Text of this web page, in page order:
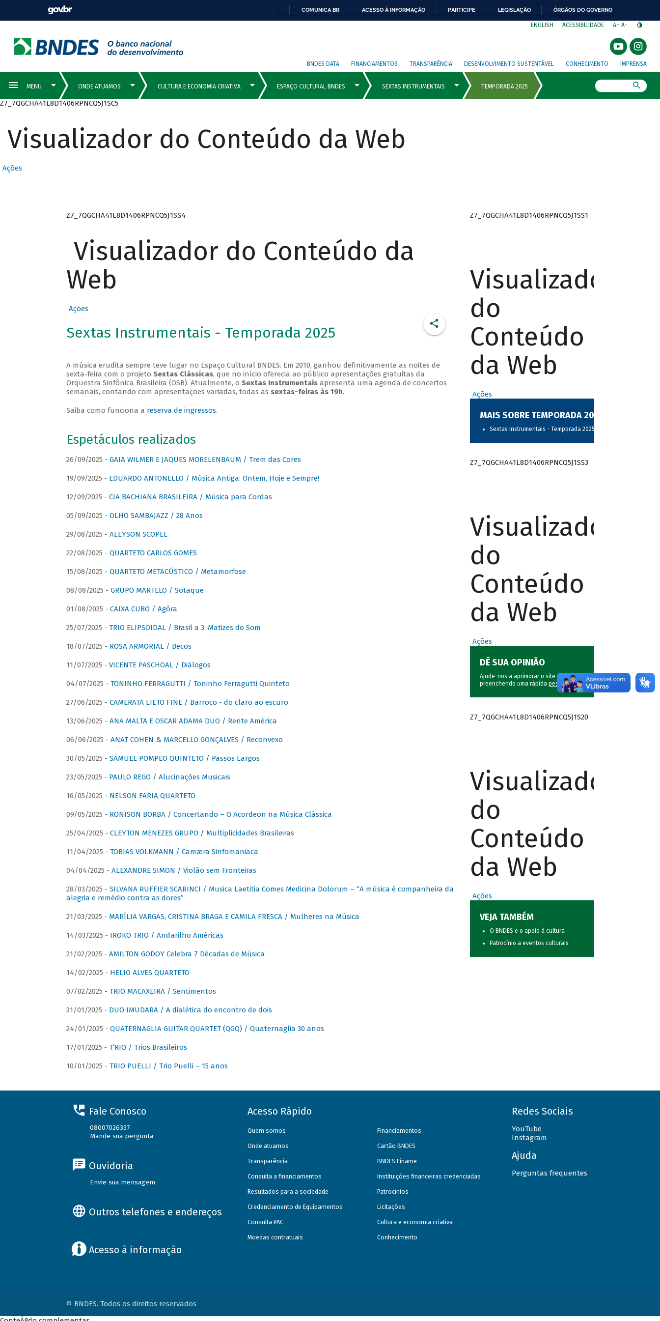
COMUNICA BR ACESSO À INFORMAÇÃO PARTICIPE LEGISLAÇÃO ÓRGÃOS DO GOVERNO
ENGLISH ACESSIBILIDADE A+ A-
BNDES DATA FINANCIAMENTOS TRANSPARÊNCIA DESENVOLVIMENTO SUSTENTÁVEL CONHECIMENTO IMPRENSA
Z7_7QGCHA41L8D1406RPNCQ5J1SC5
Visualizador do Conteúdo da Web
Ações
Z7_7QGCHA41L8D1406RPNCQ5J1SS4
Visualizador do Conteúdo da
Web
Ações
Sextas Instrumentais - Temporada 2025
A música erudita sempre teve lugar no Espaço Cultural BNDES. Em 2010, ganhou definitivamente as noites de
sexta-feira com o projeto Sextas Clássicas, que no início oferecia ao público apresentações gratuitas da
Orquestra Sinfônica Brasileira (OSB). Atualmente, o Sextas Instrumentaisapresenta uma agenda de concertos
semanais, contando com apresentações variadas, todas as sextas-feiras às 19h.
Saiba como funciona a reserva de ingressos.
Espetáculos realizados
26/09/2025 - GAIA WILMER E JAQUES MORELENBAUM / Trem das Cores
19/09/2025 - EDUARDO ANTONELLO / Música Antiga: Ontem, Hoje e Sempre!
12/09/2025 - CIA BACHIANA BRASILEIRA / Música para Cordas
05/09/2025 - OLHO SAMBAJAZZ / 28 Anos
29/08/2025 - ALEYSON SCOPEL
22/08/2025 - QUARTETO CARLOS GOMES
15/08/2025 - QUARTETO METACÚSTICO / Metamorfose
08/08/2025 - GRUPO MARTELO / Sotaque
01/08/2025 - CAIXA CUBO / Agôra
25/07/2025 - TRIO ELIPSOIDAL / Brasil a 3: Matizes do Som
18/07/2025 - ROSA ARMORIAL / Becos
11/07/2025 - VICENTE PASCHOAL / Diálogos
04/07/2025 - TONINHO FERRAGUTTI / Toninho Ferragutti Quinteto
27/06/2025 - CAMERATA LIETO FINE / Barroco - do claro ao escuro
13/06/2025 - ANA MALTA E OSCAR ADAMA DUO / Rente América
06/06/2025 - ANAT COHEN & MARCELLO GONÇALVES / Reconvexo
30/05/2025 - SAMUEL POMPEO QUINTETO / Passos Largos
23/05/2025 - PAULO REGO / Alucinações Musicais
16/05/2025 - NELSON FARIA QUARTETO
09/05/2025 - RONISON BORBA / Concertando – O Acordeon na Música Clássica
25/04/2025 - CLEYTON MENEZES GRUPO / Multiplicidades Brasileiras
11/04/2025 - TOBIAS VOLKMANN / Camæra Sinfomaniaca
04/04/2025 - ALEXANDRE SIMON / Violão sem Fronteiras
28/03/2025 - SILVANA RUFFIER SCARINCI / Musica Laetitia Comes Medicina Dolorum – “A música é companheira da
alegria e remédio contra as dores”
21/03/2025 - MARÍLIA VARGAS, CRISTINA BRAGA E CAMILA FRESCA / Mulheres na Música
14/03/2025 - IROKO TRIO / Andarilho Américas
21/02/2025 - AMILTON GODOY Celebra 7 Décadas de Música
14/02/2025 - HELIO ALVES QUARTETO
07/02/2025 - TRIO MACAXEIRA / Sentimentos
31/01/2025 - DUO IMUDARA / A dialética do encontro de dois
24/01/2025 - QUATERNAGLIA GUITAR QUARTET (QGQ) / Quaternaglia 30 anos
17/01/2025 - T’RIO / Trios Brasileiros
10/01/2025 - TRIO PUELLI / Trio Puelli – 15 anos
Z7_7QGCHA41L8D1406RPNCQ5J1SS1
Visualizador
do
Conteúdo
da Web
Ações
MAIS SOBRE TEMPORADA 2025
Sextas Instrumentais - Temporada 2025
Z7_7QGCHA41L8D1406RPNCQ5J1SS3
Visualizador
do
Conteúdo
da Web
Ações
DÊ SUA OPINIÃO
Ajude-nos a aprimorar o site do BNDES
preenchendo uma rápida pesquisa.
Z7_7QGCHA41L8D1406RPNCQ5J1S20
Visualizador
do
Conteúdo
da Web
Ações
VEJA TAMBÉM
O BNDES e o apoio à cultura
Patrocínio a eventos culturais
Fale Conosco
08007026337
Mande sua pergunta
Ouvidoria
Envie sua mensagem
Outros telefones e endereços
Acesso à informação
Acesso Rápido
Quem somos
Onde atuamos
Transparência
Consulta a financiamentos
Resultados para a sociedade
Credenciamento de Equipamentos
Consulta PAC
Moedas contratuais
Financiamentos
Cartão BNDES
BNDES Finame
Instituições financeiras credenciadas
Patrocínios
Licitações
Cultura e economia criativa
Conhecimento
Redes Sociais
YouTube
Instagram
Ajuda
Perguntas frequentes
© BNDES. Todos os direitos reservados